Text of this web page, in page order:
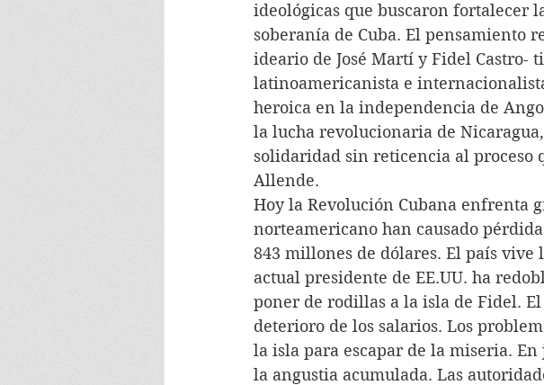
ideológicas que buscaron fortalecer
soberanía de Cuba. El pensamiento
ideario de José Martí y Fidel Castro-
latinoamericanista e
heroica en la independencia de
la lucha revolucionaria de
solidaridad sin reticencia al proceso
Allende.
Hoy la Revolución Cubana enfrenta
norteamericano han causado
843 millones de dólares. El país
actual presidente de EE.UU. ha
poner de rodillas a la isla de Fidel.
deterioro de los salarios. Los
la isla para escapar de la miseria.
la angustia acumulada. Las